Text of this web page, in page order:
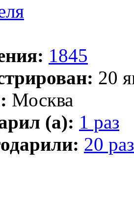
1845
20
Москва
(а): 1 раз
20 раз